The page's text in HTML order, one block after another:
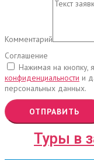
Комментарий
Соглашение
Нажимая на кнопку,
конфиденциальности и
персональных данных.
ОТПРАВИТЬ
Туры в